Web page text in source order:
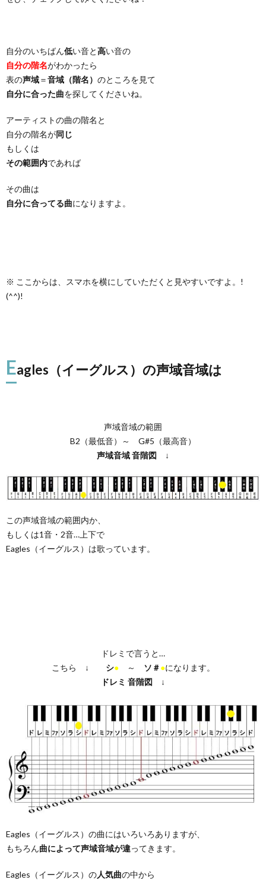
自分のいちばん低い音と高い音の
自分の階名がわかったら
表の声域＝音域（階名） のところを見て
自分に合った曲を探してくださいね。
アーティストの曲の階名と
自分の階名が同じ
もしくは
その範囲内であれば
その曲は
自分に合ってる曲になりますよ。
※ ここからは、スマホを横にしていただくと見やすいですよ。!
(^^)!
Eagles（イーグルス）の声域音域は
声域音域の範囲
B2（最低音）～ G#5（最高音）
声域音域音階図 ↓
この声域音域の範囲内か、
もしくは1音・2音…上下で
Eagles（イーグルス）は歌っています。
ドレミで言うと…
こちら ↓ シ●～ ソ＃●になります。
ドレミ 音階図 ↓
Eagles（イーグルス）の曲にはいろいろありますが、
もちろん曲によって声域音域が違ってきます。
Eagles（イーグルス）の人気曲の中から